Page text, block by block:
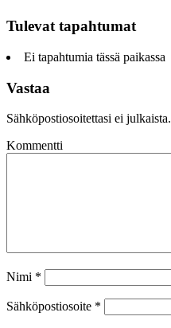
Tulevat tapahtumat
Ei tapahtumia tässä paikassa
Vastaa
Sähköpostiosoitettasi ei julkaista.
Kommentti
Nimi *
Sähköpostiosoite *